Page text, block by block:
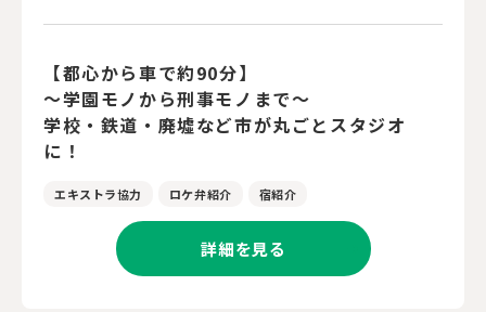
【都心から車で約90分】
～学園モノから刑事モノまで～
学校・鉄道・廃墟など市が丸ごとスタジオ
に！
エキストラ協力 ロケ弁紹介 宿紹介
詳細を見る